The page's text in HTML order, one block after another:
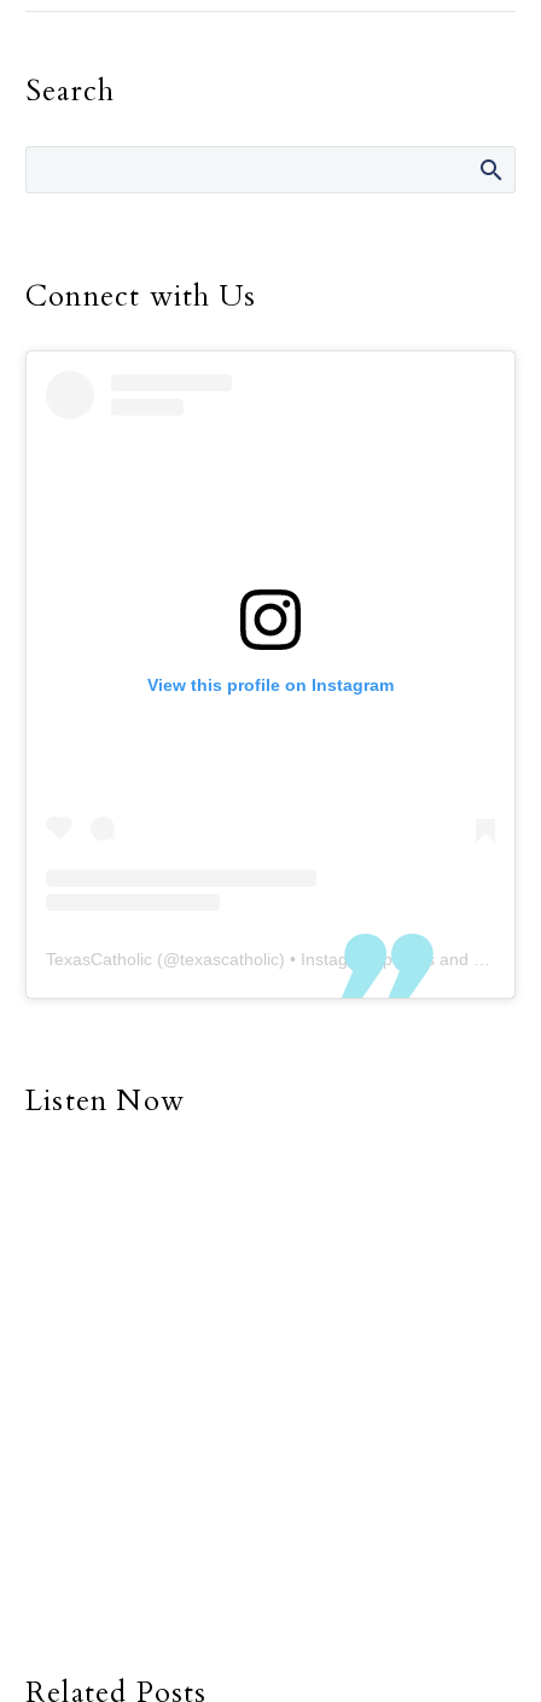
Revista Católica…
Search
Connect with Us
View this profile on Instagram
TexasCatholic (@texascatholic) • Instagram photos and videos
Listen Now
Related Posts